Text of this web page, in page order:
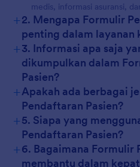
medis, informasi asuransi,
+2. Mengapa Formulir
penting dalam layanan
+3. Informasi apa saja
dikumpulkan dalam
Pasien?
+Apakah ada berbagai
Pendaftaran Pasien?
+5. Siapa yang
Pendaftaran Pasien?
+6. Bagaimana Formulir
membantu dalam